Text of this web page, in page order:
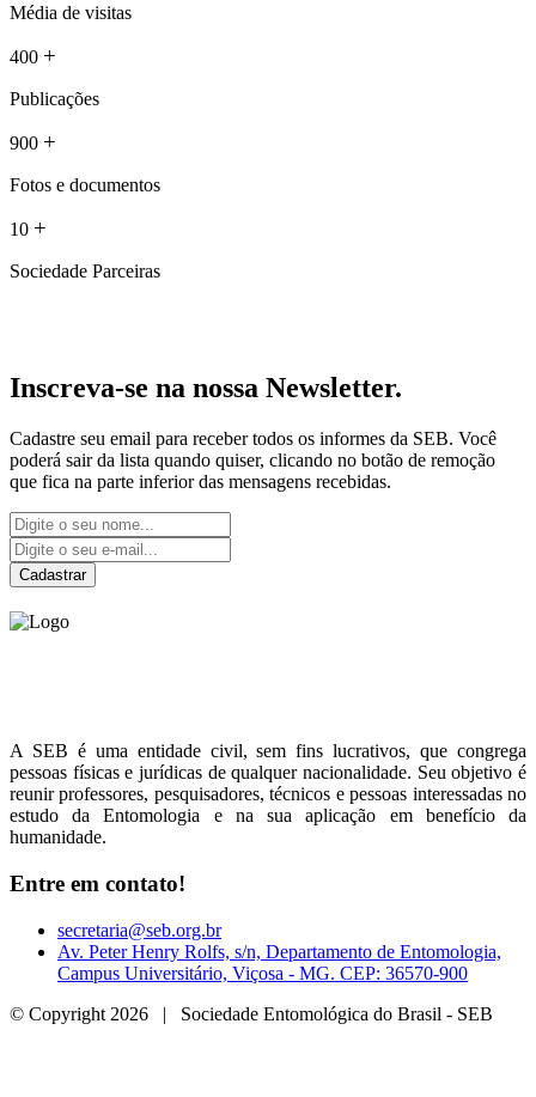
Média de visitas
400 +
Publicações
900 +
Fotos e documentos
10 +
Sociedade Parceiras
Inscreva-se na nossa Newsletter.
Cadastre seu email para receber todos os informes da SEB. Você
poderá sair da lista quando quiser, clicando no botão de remoção
que fica na parte inferior das mensagens recebidas.
Cadastrar
A SEB é uma entidade civil, sem fins lucrativos, que congrega
pessoas físicas e jurídicas de qualquer nacionalidade. Seu objetivo é
reunir professores, pesquisadores, técnicos e pessoas interessadas no
estudo da Entomologia e na sua aplicação em benefício da
humanidade.
Entre em contato!
secretaria@seb.org.br
Av. Peter Henry Rolfs, s/n, Departamento de Entomologia,
Campus Universitário, Viçosa - MG. CEP: 36570-900
© Copyright 2026 | Sociedade Entomológica do Brasil - SEB